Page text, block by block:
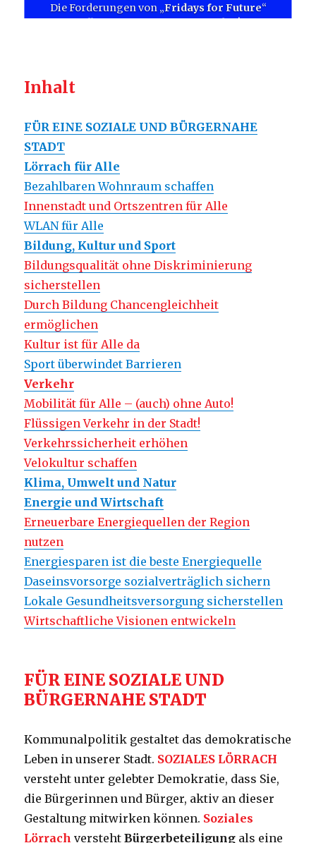
Die Forderungen von „Fridays for Future“
sollen ernst genommen werden!
Inhalt
FÜR EINE SOZIALE UND BÜRGERNAHE
STADT
Lörrach für Alle
Bezahlbaren Wohnraum schaffen
Innenstadt und Ortszentren für Alle
WLAN für Alle
Bildung, Kultur und Sport
Bildungsqualität ohne Diskriminierung
sicherstellen
Durch Bildung Chancengleichheit
ermöglichen
Kultur ist für Alle da
Sport überwindet Barrieren
Verkehr
Mobilität für Alle – (auch) ohne Auto!
Flüssigen Verkehr in der Stadt!
Verkehrssicherheit erhöhen
Velokultur schaffen
Klima, Umwelt und Natur
Energie und Wirtschaft
Erneuerbare Energiequellen der Region
nutzen
Energiesparen ist die beste Energiequelle
Daseinsvorsorge sozialverträglich sichern
Lokale Gesundheitsversorgung sicherstellen
Wirtschaftliche Visionen entwickeln
FÜR EINE SOZIALE UND
BÜRGERNAHE STADT
Kommunalpolitik gestaltet das demokratische
Leben in unserer Stadt. SOZIALES LÖRRACH
versteht unter gelebter Demokratie, dass Sie,
die Bürgerinnen und Bürger, aktiv an dieser
Gestaltung mitwirken können. Soziales
Lörrach verstehtBürgerbeteiligung als eine